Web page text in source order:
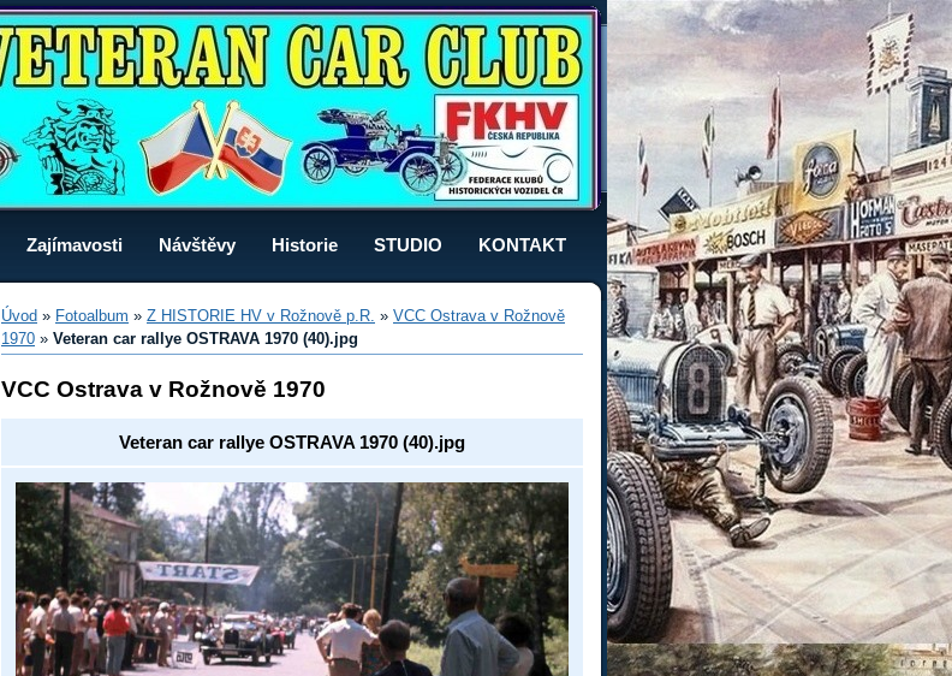
Zajímavosti Návštěvy Historie STUDIO KONTAKT
Úvod » Fotoalbum » Z HISTORIE HV v Rožnově p.R. » VCC Ostrava v Rožnově
1970 » Veteran car rallye OSTRAVA 1970 (40).jpg
VCC Ostrava v Rožnově 1970
Veteran car rallye OSTRAVA 1970 (40).jpg